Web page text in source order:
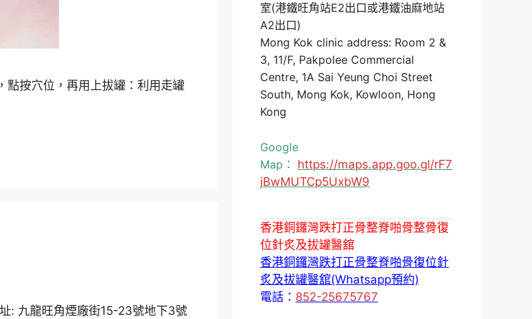
點按穴位，再用上拔罐：利用走罐
: 九龍旺角煙廠街15-23號地下3號
室(港鐵旺角站E2出口或港鐵油麻地站
A2出口)
Mong Kok clinic address: Room 2 &
3, 11/F, Pakpolee Commercial
Centre, 1A Sai Yeung Choi Street
South, Mong Kok, Kowloon, Hong
Kong
Google
Map： https://maps.app.goo.gl/rF7
jBwMUTCp5UxbW9
香港銅鑼灣跌打正骨整脊啪骨整骨復
位針炙及拔罐醫舘
香港銅鑼灣跌打正骨整脊啪骨復位針
炙及拔罐醫舘(Whatsapp預約)
電話： 852-25675767